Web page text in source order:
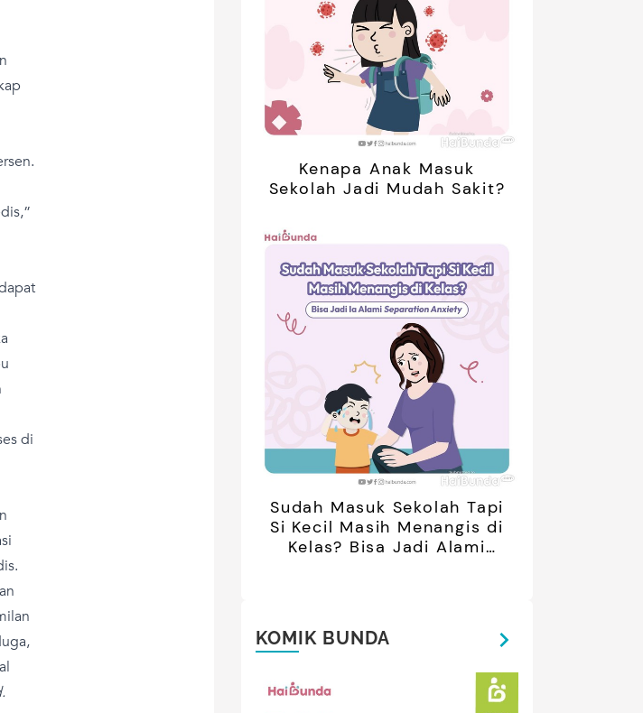
di
Kenapa Anak Masuk
Sekolah Jadi Mudah Sakit?
Sudah Masuk Sekolah Tapi
Si Kecil Masih Menangis di
Kelas? Bisa Jadi Alami
KOMIK BUNDA